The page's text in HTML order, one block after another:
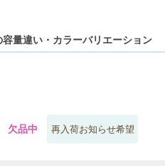
量違い・カラーバリエーション
欠品中 再入荷お知らせ希望